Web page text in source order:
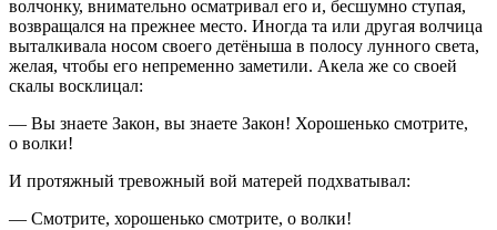
волчонку, внимательно осматривал его и, бесшумно ступая,
возвращался на прежнее место. Иногда та или другая волчица
выталкивала носом своего детёныша в полосу лунного света,
желая, чтобы его непременно заметили. Акела же со своей
скалы восклицал:
— Вы знаете Закон, вы знаете Закон! Хорошенько смотрите,
о волки!
И протяжный тревожный вой матерей подхватывал:
— Смотрите, хорошенько смотрите, о волки!